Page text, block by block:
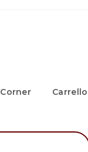
Corner Carrello